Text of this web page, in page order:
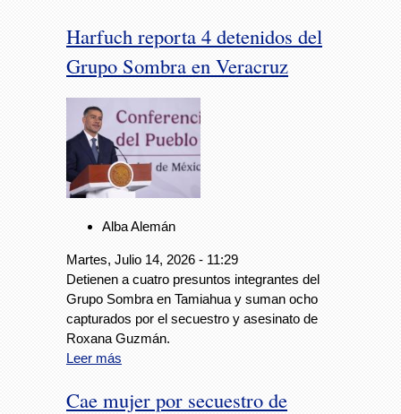
Harfuch reporta 4 detenidos del
Grupo Sombra en Veracruz
Alba Alemán
Martes, Julio 14, 2026 - 11:29
Detienen a cuatro presuntos integrantes del
Grupo Sombra en Tamiahua y suman ocho
capturados por el secuestro y asesinato de
Roxana Guzmán.
Leer más
Cae mujer por secuestro de